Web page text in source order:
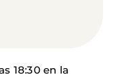
18:30 en la